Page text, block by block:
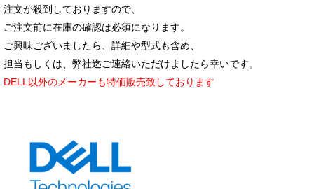
注文が殺到しておりますので、
ご注文前に在庫の確認は必須になります。
ご興味ございましたら、詳細や型式も含め、
担当もしくは、弊社迄ご連絡いただけましたら幸いです。
DELL以外のメーカーも特価販売致しております